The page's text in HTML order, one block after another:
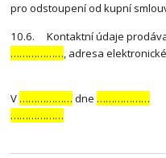
pro odstoupení od kupní
10.6. Kontaktní údaje
………………, adresa
V ……………… dne ………………
………………